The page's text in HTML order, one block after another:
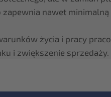
nawet minimalną
życia i pracy
i zwiększenie sprzedaży.